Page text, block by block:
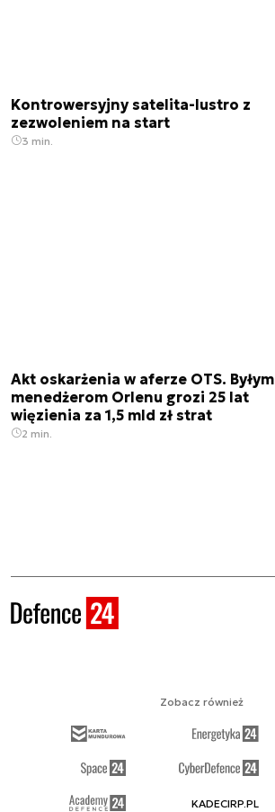
Kontrowersyjny satelita-lustro z
zezwoleniem na start
3 min.
Akt oskarżenia w aferze OTS. Byłym
menedżerom Orlenu grozi 25 lat
więzienia za 1,5 mld zł strat
2 min.
Zobacz również
KADECIRP.PL